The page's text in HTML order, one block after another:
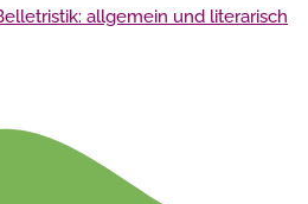
allgemein und literarisch